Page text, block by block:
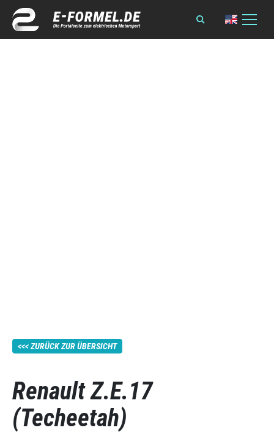
ZURÜCK ZUR ÜBERSICHT
Renault Z.E.17
(Techeetah)